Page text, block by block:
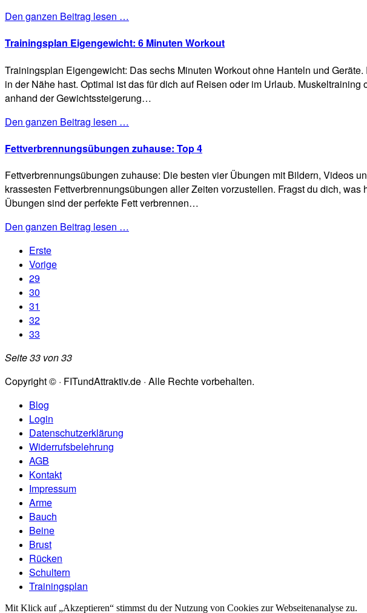
Den ganzen Beitrag lesen …
Trainingsplan Eigengewicht: 6 Minuten Workout
Trainingsplan Eigengewicht: Das sechs Minuten Workout ohne Hanteln und
in der Nähe hast. Optimal ist das für dich auf Reisen oder im Urlaub.
anhand der Gewichtssteigerung…
Den ganzen Beitrag lesen …
Fettverbrennungsübungen zuhause: Top 4
Fettverbrennungsübungen zuhause: Die besten vier Übungen mit Bildern, Videos
krassesten Fettverbrennungsübungen aller Zeiten vorzustellen. Fragst du dich,
Übungen sind der perfekte Fett verbrennen…
Den ganzen Beitrag lesen …
Erste
Vorige
29
30
31
32
33
Seite 33 von 33
Copyright © · FITundAttraktiv.de · Alle Rechte vorbehalten.
Blog
Login
Datenschutzerklärung
Widerrufsbelehrung
AGB
Kontakt
Impressum
Arme
Bauch
Beine
Brust
Rücken
Schultern
Trainingsplan
Mit Klick auf „Akzeptieren“ stimmst du der Nutzung von Cookies zur Webseitenanalyse zu.